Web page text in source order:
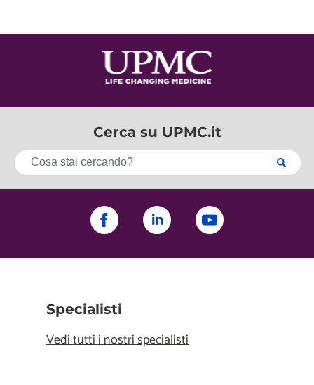
Cerca su UPMC.it
Specialisti
Vedi tutti i nostri specialisti